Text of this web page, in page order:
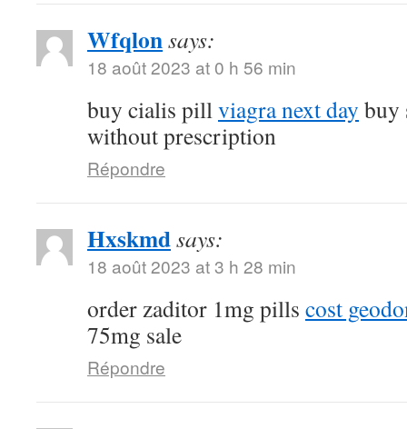
Wfqlonsays:
18 août 2023 at 0 h 56 min
buy cialis pillviagra next day buy
without prescription
Répondre
Hxskmdsays:
18 août 2023 at 3 h 28 min
order zaditor 1mg pills cost
75mg sale
Répondre